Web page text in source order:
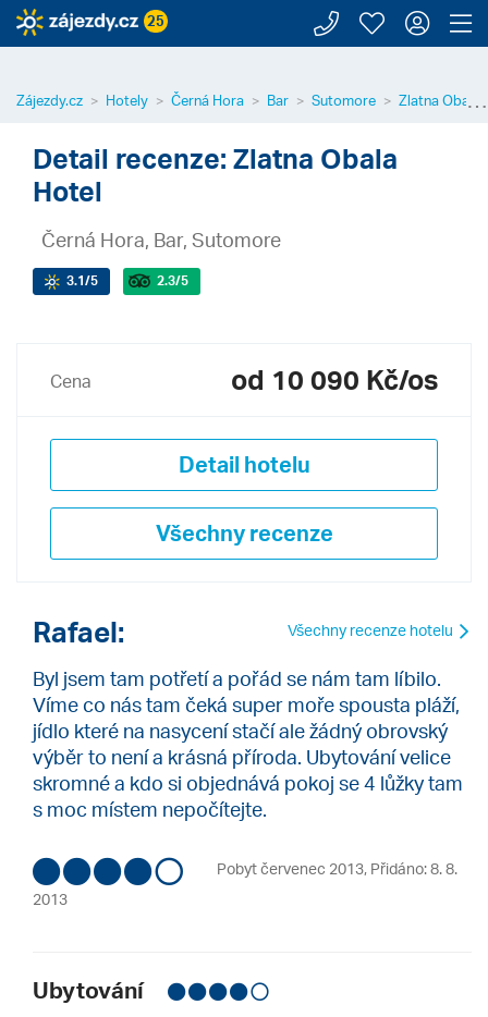
25 Zavolejte
Moje
⋯
Zájezdy.cz Hotely Černá Hora Bar Sutomore Zlatna Obala
Detail recenze: Zlatna Obala
Hotel
Černá Hora, Bar, Sutomore
3.1/5 2.3/5
Cena od 10 090 Kč/os
Detail hotelu
Všechny recenze
Všechny recenze hotelu
Rafael:
Byl jsem tam potřetí a pořád se nám tam líbilo.
Víme co nás tam čeká super moře spousta pláží,
jídlo které na nasycení stačí ale žádný obrovský
výběr to není a krásná příroda. Ubytování velice
skromné a kdo si objednává pokoj se 4 lůžky tam
s moc místem nepočítejte.
Pobyt červenec 2013, Přidáno: 8. 8.
2013
Ubytování